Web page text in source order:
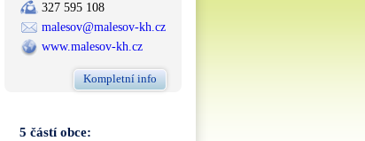
327 595 108
malesov@malesov-kh.cz
www.malesov-kh.cz
Kompletní info
5 částí obce: